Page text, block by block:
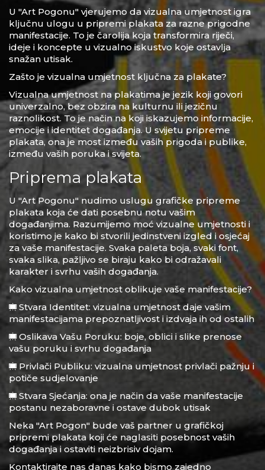
U "Art Pogonu" vjerujemo da vizualna umjetnost igra
ključnu ulogu u pripremi plakata za razne prigodne
manifestacije. To je čarolija koja transformira riječi,
ideje i koncepte u vizualno iskustvo koje ostavlja
snažan utisak.
Zašto je vizualna umjetnost ključna za plakate?
Vizualna umjetnost na plakatima je jezik koji govori
univerzalno, bez obzira na kulturnu ili jezičnu
raznolikost. To je način na koji iskazujemo informacije,
emocije i identitet događanja. U svijetu pripreme
plakata, ona je most između vaših prigoda i publike,
između vaših poruka i svijeta.
Priprema plakata
U "Art Pogonu" nudimo uslugu grafičke pripreme
plakata koja će dati posebnu notu vašim
događanjima. Razumijemo moć vizualne umjetnosti i
koristimo je kako bi stvorili jedinstveni izgled i osjećaj
za vaše manifestacije. Svaka paleta boja, svaki font,
svaka slika, pažljivo se biraju kako bi odražavali
karakter i svrhu vaših događanja.
Kako vizualna umjetnost oblikuje vaše manifestacije?
Stvara Identitet: vizualna umjetnost daje vašim
manifestacijama prepoznatljivost i izdvaja ih od ostalih
Oslikava Vašu Poruku: boje, oblici i slike prenose
vašu poruku i svrhu događanja
Privlači Publiku: vizualna umjetnost privlači pažnju i
potiče sudjelovanje
Stvara Sjećanja: ona je način da vaše manifestacije
postanu nezaboravne i ostave dubok utisak
Neka "Art Pogon" bude vaš partner u grafičkoj
pripremi plakata koji će naglasiti posebnost vaših
događanja i ostaviti neizbrisiv dojam.
Kontaktirajte nas danas kako bismo zajedno